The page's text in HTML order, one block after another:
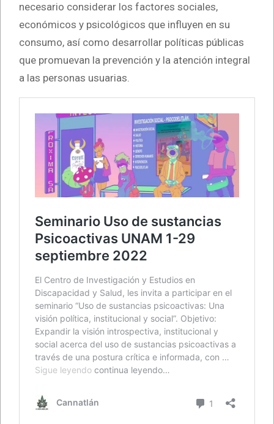
necesario considerar los factores sociales,
económicos y psicológicos que influyen en su
consumo, así como desarrollar políticas públicas
que promuevan la prevención y la atención integral
a las personas usuarias.